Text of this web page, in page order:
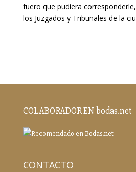
fuero que pudiera
los Juzgados y Tribunales de la
COLABORADOR EN bodas.net
CONTACTO